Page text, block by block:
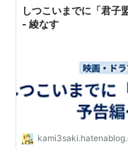
しつこいまでに「君子
- 綾なす